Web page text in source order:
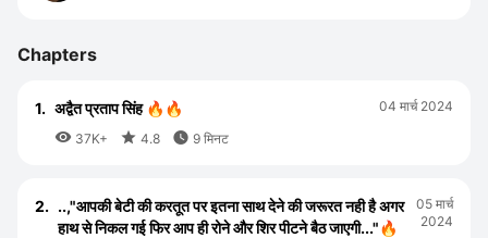
Chapters
1. अद्वैत प्रताप सिंह 🔥🔥
 37K+  4.8  9 मिनट
04 मार्च 2024
2. ..,"आपकी बेटी की करतूत पर इतना साथ देने की जरूरत नही है अगर
हाथ से निकल गई फिर आप ही रोने और शिर पीटने बैठ जाएगी..."🔥
05 मार्च
2024